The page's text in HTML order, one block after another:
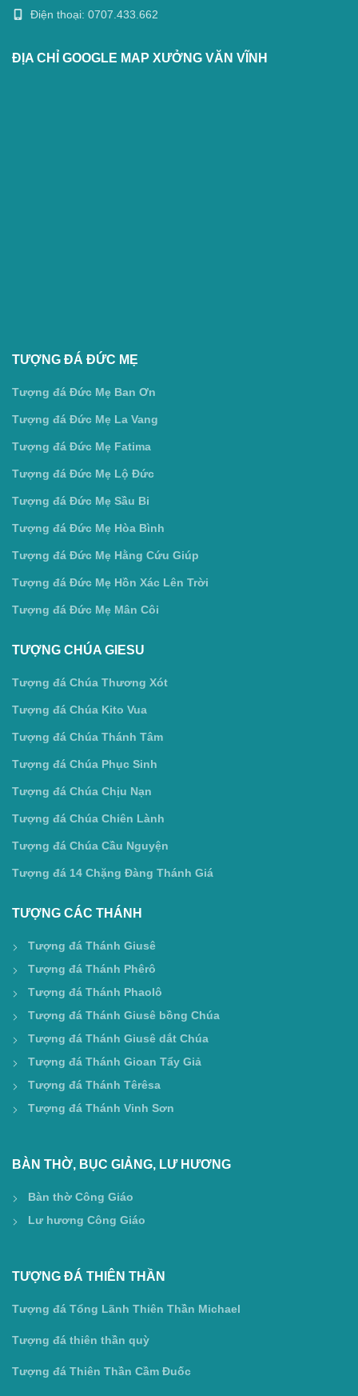
Điện thoại: 0707.433.662
ĐỊA CHỈ GOOGLE MAP XƯỞNG VĂN VĨNH
TƯỢNG ĐÁ ĐỨC MẸ
Tượng đá Đức Mẹ Ban Ơn
Tượng đá Đức Mẹ La Vang
Tượng đá Đức Mẹ Fatima
Tượng đá Đức Mẹ Lộ Đức
Tượng đá Đức Mẹ Sầu Bi
Tượng đá Đức Mẹ Hòa Bình
Tượng đá Đức Mẹ Hằng Cứu Giúp
Tượng đá Đức Mẹ Hồn Xác Lên Trời
Tượng đá Đức Mẹ Mân Côi
TƯỢNG CHÚA GIESU
Tượng đá Chúa Thương Xót
Tượng đá Chúa Kito Vua
Tượng đá Chúa Thánh Tâm
Tượng đá Chúa Phục Sinh
Tượng đá Chúa Chịu Nạn
Tượng đá Chúa Chiên Lành
Tượng đá Chúa Cầu Nguyện
Tượng đá 14 Chặng Đàng Thánh Giá
TƯỢNG CÁC THÁNH
Tượng đá Thánh Giusê
Tượng đá Thánh Phêrô
Tượng đá Thánh Phaolô
Tượng đá Thánh Giusê bồng Chúa
Tượng đá Thánh Giusê dắt Chúa
Tượng đá Thánh Gioan Tẩy Giả
Tượng đá Thánh Têrêsa
Tượng đá Thánh Vinh Sơn
BÀN THỜ, BỤC GIẢNG, LƯ HƯƠNG
Bàn thờ Công Giáo
Lư hương Công Giáo
TƯỢNG ĐÁ THIÊN THẦN
Tượng đá Tổng Lãnh Thiên Thần Michael
Tượng đá thiên thần quỳ
Tượng đá Thiên Thần Cầm Đuốc